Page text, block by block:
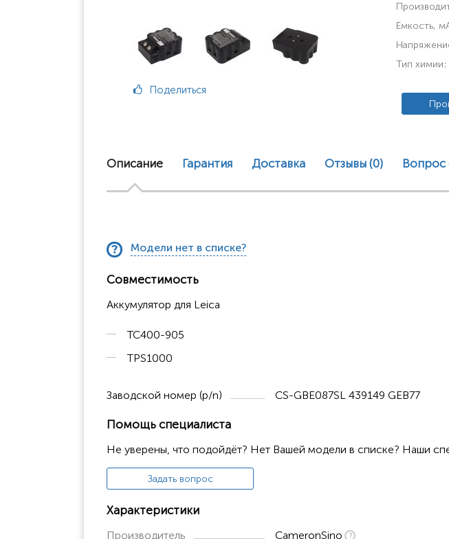
Поделиться
Емкость,
Тип химии
Описание Гарантия Доставка Отзывы (0) Вопрос
Модели нет в списке?
Совместимость
Аккумулятор для Leica
TC400-905
TPS1000
Заводской номер (p/n) CS-GBE087SL 439149 GEB77
Помощь специалиста
Не уверены, что подойдёт? Нет Вашей модели в списке? Наши
Задать вопрос
Характеристики
Производитель CameronSino